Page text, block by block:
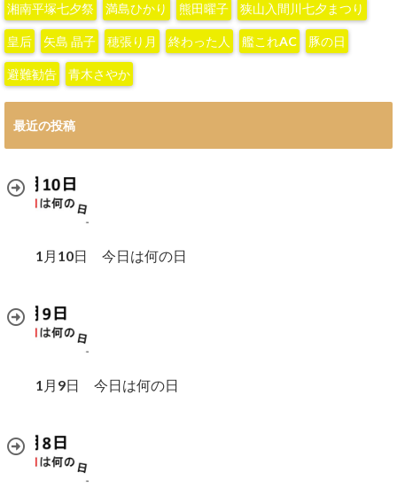
湘南平塚七夕祭 満島ひかり 熊田曜子 狭山入間川七夕まつり
皇后 矢島 晶子 穂張り月 終わった人 艦これAC 豚の日
避難勧告 青木さやか
最近の投稿
1月10日 今日は何の日
1月9日 今日は何の日